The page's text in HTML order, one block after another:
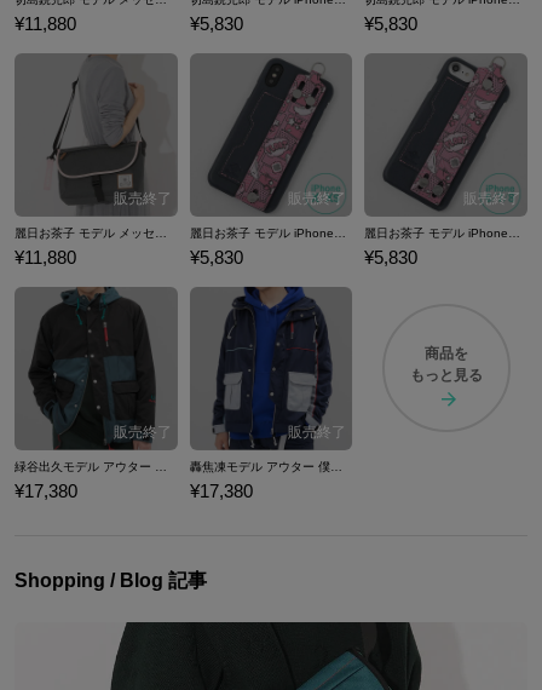
¥11,880 ¥5,830 ¥5,830
¥11,880 ¥5,830 ¥5,830
¥17,380
轟焦凍モデル アウター 僕のヒーローアカデミア
¥17,380
商品を
もっと見る
Shopping / Blog 記事